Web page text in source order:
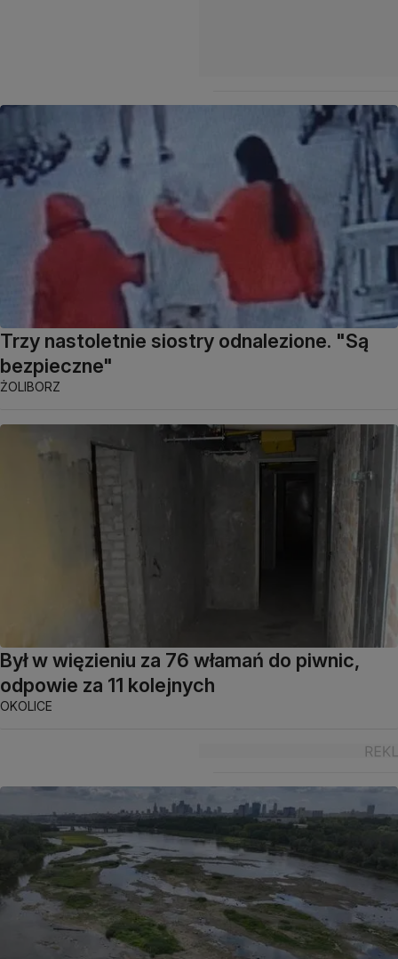
Trzy nastoletnie siostry odnalezione. "Są
bezpieczne"
ŻOLIBORZ
Był w więzieniu za 76 włamań do piwnic,
odpowie za 11 kolejnych
OKOLICE